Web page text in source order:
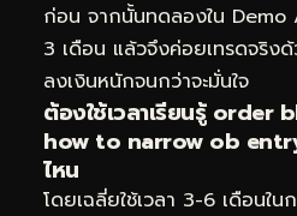
ก่อน จากนั้นทดลองใน
3 เดือน แล้วจึงค่อยเทรดจริง
ลงเงินหนักจนกว่าจะมั่นใจ
ต้องใช้เวลาเรียนรู้ order
how to narrow ob
ไหน
โดยเฉลี่ยใช้เวลา 3-6 เดือนใน